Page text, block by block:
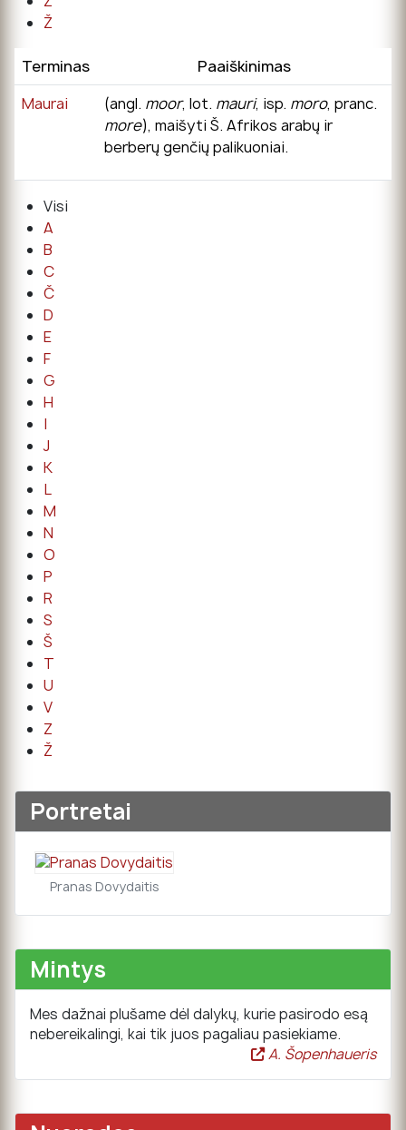
Ž
Terminas
Paaiškinimas
Maurai
(angl. moor, lot. mauri, isp. moro, pranc.
more), maišyti Š. Afrikos arabų ir
berberų genčių palikuoniai.
Visi
A
B
C
Č
D
E
F
G
H
I
J
K
L
M
N
O
P
R
S
Š
T
U
V
Z
Ž
Portretai
Pranas Dovydaitis
Mintys
Mes dažnai plušame dėl dalykų, kurie pasirodo esą
nebereikalingi, kai tik juos pagaliau pasiekiame.
A. Šopenhaueris